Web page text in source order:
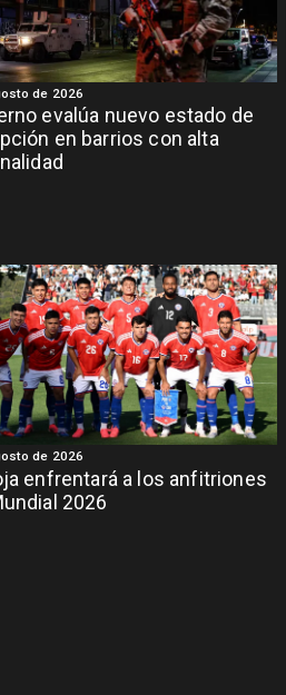
evalúa nuevo estado de
en barrios con alta
de 2026
enfrentará a los anfitriones
2026
de 2026